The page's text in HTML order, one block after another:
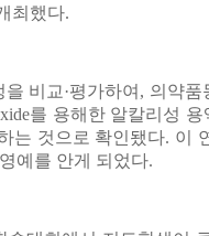
최했다.
비교·평가하여, 의약품
를 용해한 알칼리성
는 것으로 확인됐다. 이
예를 안게 되었다.